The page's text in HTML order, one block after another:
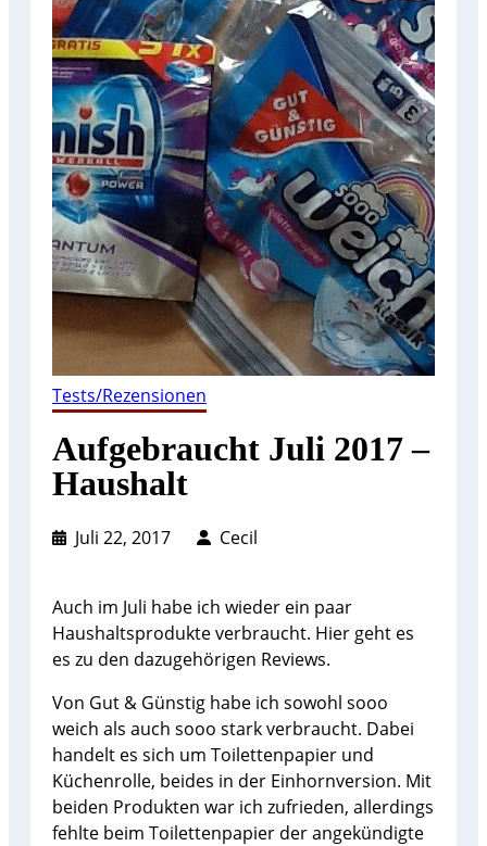
Tests/Rezensionen
Aufgebraucht Juli 2017 –
Haushalt
Juli 22, 2017 Cecil
Auch im Juli habe ich wieder ein paar
Haushaltsprodukte verbraucht. Hier geht es
es zu den dazugehörigen Reviews.
Von Gut & Günstig habe ich sowohl sooo
weich als auch sooo stark verbraucht. Dabei
handelt es sich um Toilettenpapier und
Küchenrolle, beides in der Einhornversion. Mit
beiden Produkten war ich zufrieden, allerdings
fehlte beim Toilettenpapier der angekündigte